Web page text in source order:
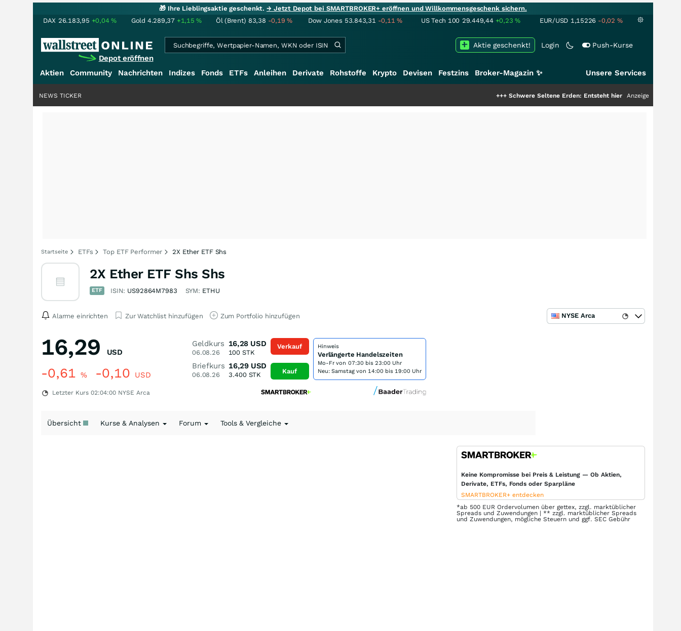
🎁 Ihre Lieblingsaktie geschenkt.→ Jetzt Depot bei SMARTBROKER+ eröffnen und Willkommensgeschenk sichern.
DAX 26.183,95 +0,04% Gold 4.289,37 +1,15% Öl (Brent) 83,38 -0,19% Dow Jones 53.843,31 -0,11% US Tech 100 29.449,44 +0,23% EUR/USD 1,15226 -0,02 %
Depot eröffnen
Login Push-Kurse
Aktie geschenkt!
Aktien Community Nachrichten Indizes Fonds ETFs Anleihen Derivate Rohstoffe Krypto Devisen Festzins Broker-Magazin ✨ Unsere Services
Schwere Seltene Erden: Entsteht hier die nächste Milliardenstory?
Anzeige
NEWS TICKER
Startseite ETFs Top ETF Performer 2X Ether ETF Shs
2X Ether ETF Shs Shs
ETF ISIN: US92864M7983 SYM: ETHU
Alarme einrichten Zur Watchlist hinzufügen Zum Portfolio hinzufügen NYSE Arca
16,29 USD
-0,61 % -0,10 USD
Letzter Kurs 02:04:00 NYSE Arca
Geldkurs
06.08.26
16,28 USD
100 STK
Briefkurs
06.08.26
16,29 USD
3.400STK
Verkauf
Kauf
Hinweis
Verlängerte Handelszeiten
Mo-Fr von 07:30 bis 23:00 Uhr
Neu: Samstag von 14:00 bis 19:00 Uhr
Übersicht Kurse & Analysen Forum Tools & Vergleiche
Keine Kompromisse bei Preis & Leistung — Ob Aktien,
Derivate, ETFs, Fonds oder Sparpläne
SMARTBROKER+ entdecken
*ab 500 EUR Ordervolumen über gettex, zzgl. marktüblicher
Spreads und Zuwendungen | ** zzgl. marktüblicher Spreads
und Zuwendungen, mögliche Steuern und ggf. SEC Gebühr